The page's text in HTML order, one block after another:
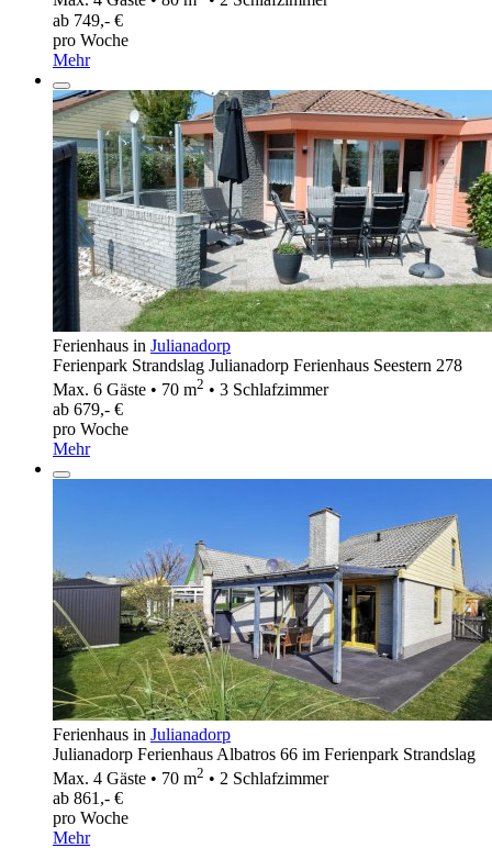
ab 749,- €
pro Woche
Mehr
Ferienhaus in Julianadorp
Ferienpark Strandslag Julianadorp Ferienhaus Seestern 278
Max. 6 Gäste • 70 m2 • 3 Schlafzimmer
ab 679,- €
pro Woche
Mehr
Ferienhaus in Julianadorp
Julianadorp Ferienhaus Albatros 66 im Ferienpark Strandslag
Max. 4 Gäste • 70 m2 • 2 Schlafzimmer
ab 861,- €
pro Woche
Mehr